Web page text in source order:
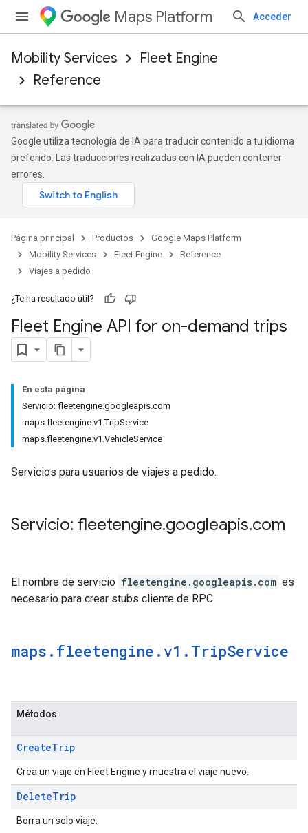
Maps Platform Acceder
Mobility Services
Fleet Engine
Reference
Google utiliza tecnología de IA para traducir contenido a tu idioma
preferido. Las traducciones realizadas con IA pueden contener
errores.
Página principal Productos
Google Maps Platform
Mobility Services
Fleet Engine
Reference
Viajes a pedido
¿Te ha resultado útil?
Fleet Engine API for on-demand trips
En esta página
Servicio: fleetengine.googleapis.com
maps.fleetengine.v1.TripService
maps.fleetengine.v1.VehicleService
Servicios para usuarios de viajes a pedido.
Servicio: fleetengine.googleapis.com
El nombre de servicio fleetengine.googleapis.com es
necesario para crear stubs cliente de RPC.
maps . fleetengine . v1 . TripService
Métodos
CreateTrip
Crea un viaje en Fleet Engine y muestra el viaje nuevo.
DeleteTrip
Borra un solo viaje.